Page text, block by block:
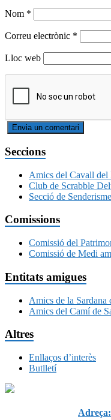
Nom *
Correu electrònic *
Lloc web
Seccions
Amics del Cavall del
Club de Scrabble
Secció de
Comissions
Comissió del
Comissió de Medi
Entitats amigues
Amics de la Sardana
Amics del Camí de
Altres
Enllaços d’interès
Butlletí
Adreça: